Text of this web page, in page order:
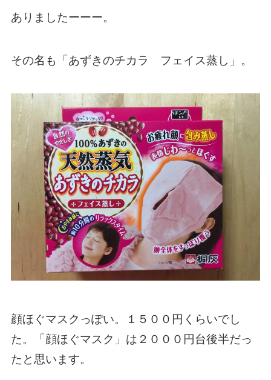
ありましたーーー。
その名も「あずきのチカラ フェイス蒸し」。
顔ほぐマスクっぽい。１５００円くらいでし
た。「顔ほぐマスク」は２０００円台後半だっ
たと思います。